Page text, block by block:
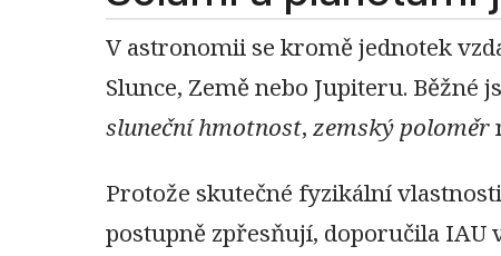
V astronomii se kromě jednotek
Slunce, Země nebo Jupiteru. Běžné
sluneční hmotnost,zemský poloměr
Protože skutečné fyzikální
postupně zpřesňují, doporučila IAU